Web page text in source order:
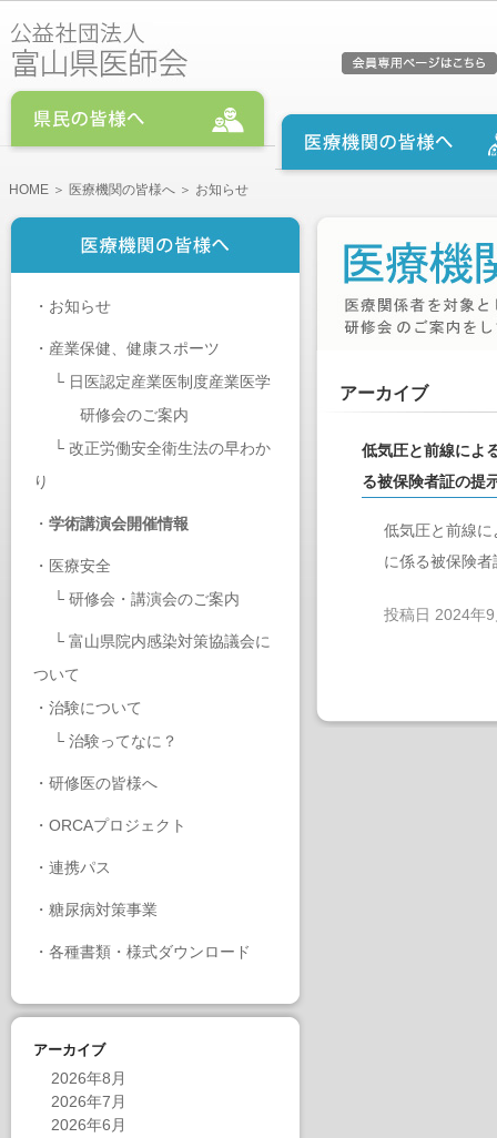
HOME ＞ 医療機関の皆様へ ＞ お知らせ
・ お知らせ
・ 産業保健、健康スポーツ
└ 日医認定産業医制度産業医学
研修会のご案内
└ 改正労働安全衛生法の早わか
り
・ 学術講演会開催情報
・ 医療安全
└ 研修会・講演会のご案内
└ 富山県院内感染対策協議会に
ついて
・ 治験について
└ 治験ってなに？
・ 研修医の皆様へ
・ ORCAプロジェクト
・ 連携パス
・ 糖尿病対策事業
・ 各種書類・様式ダウンロード
アーカイブ
2026年8月
2026年7月
2026年6月
アーカイブ
低気圧と前線によ
る被保険者証の提
低気圧と前線
に係る被保険
投稿日 2024年